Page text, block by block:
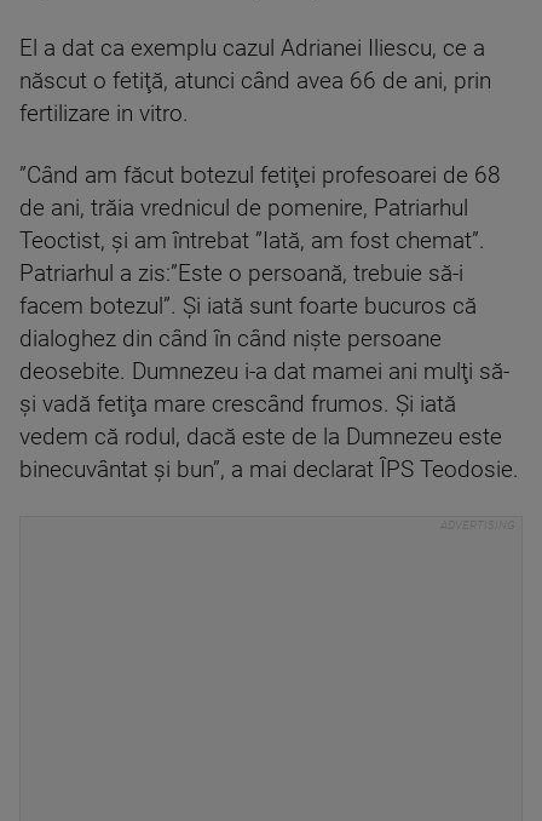
El a dat ca exemplu cazul Adrianei Iliescu, ce a
născut o fetiţă, atunci când avea 66 de ani, prin
fertilizare in vitro.
”Când am făcut botezul fetiţei profesoarei de 68
de ani, trăia vrednicul de pomenire, Patriarhul
Teoctist, şi am întrebat ”Iată, am fost chemat”.
Patriarhul a zis:”Este o persoană, trebuie să-i
facem botezul”. Şi iată sunt foarte bucuros că
dialoghez din când în când nişte persoane
deosebite. Dumnezeu i-a dat mamei ani mulţi să-
şi vadă fetiţa mare crescând frumos. Şi iată
vedem că rodul, dacă este de la Dumnezeu este
binecuvântat şi bun”, a mai declarat ÎPS Teodosie.